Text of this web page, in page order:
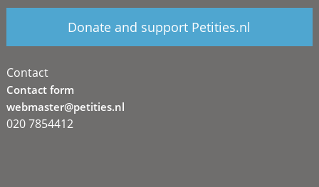
Donate and support Petities.nl
Contact
Contact form
webmaster@petities.nl
020 7854412